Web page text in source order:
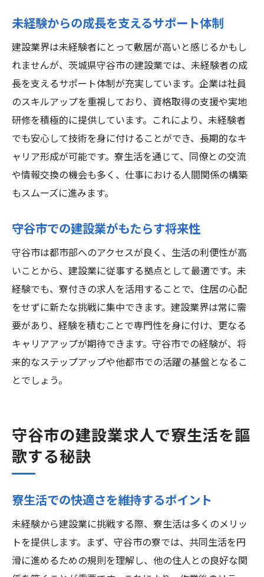
未経験からの成長を支えるサポート体制
建設業界は未経験者にとって敷居が高いと感じるかもし
れませんが、茨城県守谷市の建設業では、未経験者の成
長を支えるサポート体制が充実しています。企業は社員
のスキルアップを重視しており、資格取得の支援や実地
研修を積極的に提供しています。これにより、未経験者
でも安心して技術を身に付けることができ、長期的なキ
ャリア形成が可能です。寮生活を通じて、同僚との交流
や情報交換の機会も多く、仕事における人間関係の構築
もスムーズに進みます。
守谷市での建設業がもたらす将来性
守谷市は都市部へのアクセスが良く、生活の利便性が高
いことから、建設業に従事する拠点として最適です。未
経験でも、寮付きの求人を活用することで、住居の心配
をせずに新たな挑戦に集中できます。建設業界は常に需
要があり、経験を積むことで専門性を身に付け、更なる
キャリアアップが期待できます。守谷市での経験が、将
来的なステップアップや他都市での活躍の基盤となるこ
とでしょう。
守谷市の建設業求人で寮生活を謳
歌する秘訣
寮生活での快適さを維持するポイント
未経験から建設業に挑戦する際、寮生活は多くのメリッ
トを提供します。まず、守谷市の寮では、共同生活を円
滑に進めるための規則を理解し、他の住人との良好な関